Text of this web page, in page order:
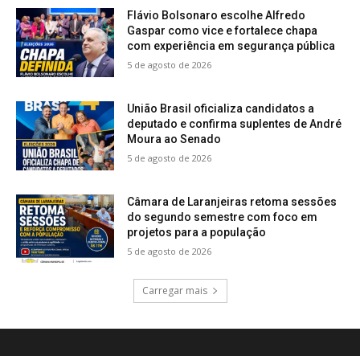
Flávio Bolsonaro escolhe Alfredo
Gaspar como vice e fortalece chapa
com experiência em segurança pública
5 de agosto de 2026
União Brasil oficializa candidatos a
deputado e confirma suplentes de André
Moura ao Senado
5 de agosto de 2026
Câmara de Laranjeiras retoma sessões
do segundo semestre com foco em
projetos para a população
5 de agosto de 2026
Carregar mais